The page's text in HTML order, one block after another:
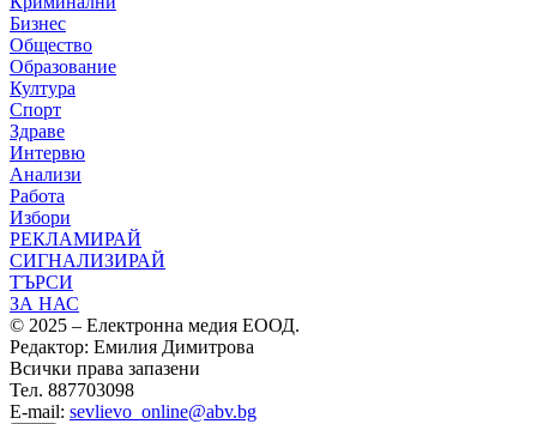
Бизнес
Общество
Образование
Култура
Спорт
Здраве
Интервю
Анализи
Работа
Избори
РЕКЛАМИРАЙ
СИГНАЛИЗИРАЙ
ТЪРСИ
ЗА НАС
© 2025 – Електронна медия ЕООД.
Редактор: Емилия Димитрова
Всички права запазени
Тел. 887703098
E-mail: sevlievo_online@abv.bg